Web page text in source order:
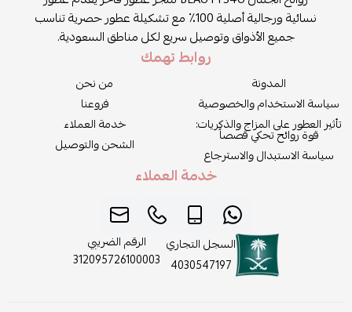
نسائية ورجالية أصلية 100٪ مع تشكيلة عطور حصرية تناسب
جميع الأذواق وتوصيل سريع لكل مناطق السعودية.
روابط تهمك
المدونة
سياسة الاستخدام والخصوصية
تأثير العطور على المزاج والذكريات:
قوة روائح تحكي قصصاً
سياسة الاستبدال والاسترجاع
من نحن
فروعنا
خدمة العملاء
الشحن والتوصيل
خدمة العملاء
السجل التجاري
4030547197
الرقم الضريبي
312095726100003